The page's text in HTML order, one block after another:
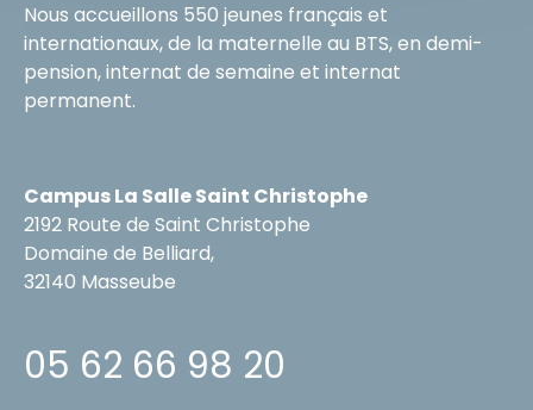
Nous accueillons 550 jeunes français et
internationaux, de la maternelle au BTS, en demi-
pension, internat de semaine et internat
permanent.
Campus La Salle Saint Christophe
2192 Route de Saint Christophe
Domaine de Belliard,
32140 Masseube
05 62 66 98 20